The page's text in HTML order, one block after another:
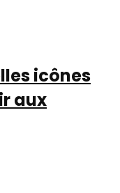
icônes
aux